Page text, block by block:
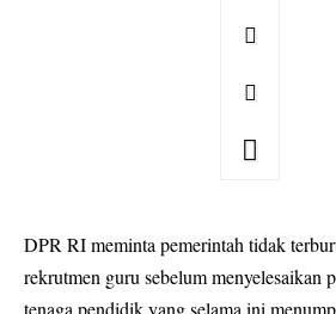
DPR RI meminta pemerintah tidak
rekrutmen guru sebelum menyelesaikan
tenaga pendidik yang selama ini